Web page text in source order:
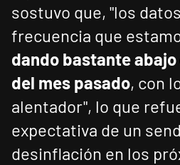
sostuvo que, "los
frecuencia que
dando bastante
del mes pasado, con
alentador", lo que
expectativa de un
desinflación en los